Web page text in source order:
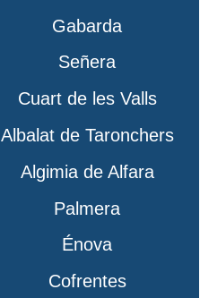
Gabarda
Señera
Cuart de les Valls
Albalat de Taronchers
Algimia de Alfara
Palmera
Énova
Cofrentes